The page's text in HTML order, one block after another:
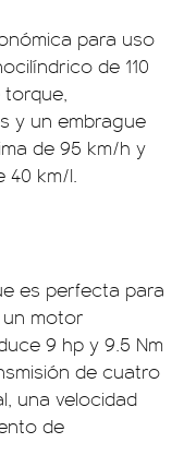
para uso
de 110
y un embrague
de 95 km/h y
40 km/l.
es perfecta para
motor
9 hp y 9.5 Nm
de cuatro
una velocidad
de